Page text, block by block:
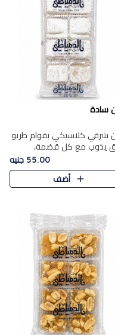
سادة
شرقي كلاسيكي بقوام طريو
رقيق يذوب مع كل قضمة،
بطبقة ناعمة من السكر
ليقدم المذاق الأصيل الذي
بحلويات المولد التقليدي..
55.00 جنيه
أضف